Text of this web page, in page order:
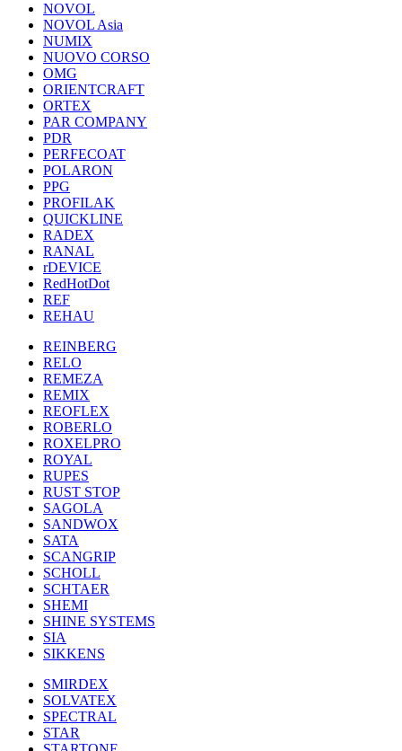
NOVOL
NOVOL Asia
NUMIX
NUOVO CORSO
OMG
ORIENTCRAFT
ORTEX
PAR COMPANY
PDR
PERFECOAT
POLARON
PPG
PROFILAK
QUICKLINE
RADEX
RANAL
rDEVICE
RedHotDot
REF
REHAU
REINBERG
RELO
REMEZA
REMIX
REOFLEX
ROBERLO
ROXELPRO
ROYAL
RUPES
RUST STOP
SAGOLA
SANDWOX
SATA
SCANGRIP
SCHOLL
SCHTAER
SHEMI
SHINE SYSTEMS
SIA
SIKKENS
SMIRDEX
SOLVATEX
SPECTRAL
STAR